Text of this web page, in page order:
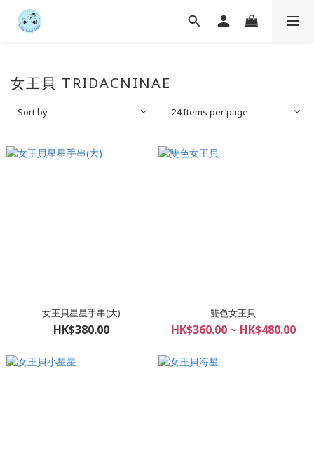
女王貝 TRIDACNINAE
Sort by 24 Items per page
女王貝星星手串(大)
HK$380.00
雙色女王貝
HK$360.00 ~ HK$480.00